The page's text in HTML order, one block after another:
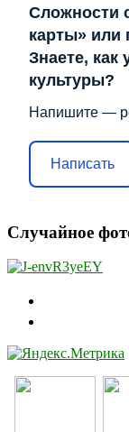
Сложности
карты» или
Знаете, как
культуры?
Напишите —
Написать
Случайное